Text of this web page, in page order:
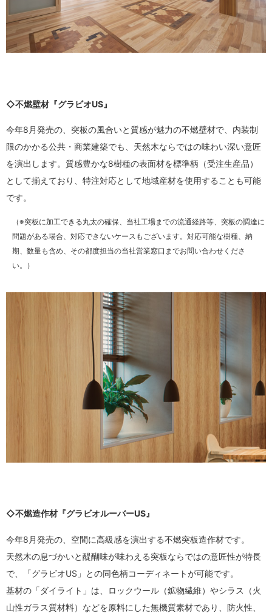
◇不燃壁材『グラビオUS』
今年8月発売の、突板の風合いと質感が魅力の不燃壁材で、内装制
限のかかる公共・商業建築でも、天然木ならではの味わい深い意匠
を演出します。質感豊かな8樹種の表面材を標準柄（受注生産品）
として揃えており、特注対応として地域産材を使用することも可能
です。
（※突板に加工できる丸太の確保、当社工場までの流通経路等、突板の調達に
問題がある場合、対応できないケースもございます。対応可能な樹種、納
期、数量も含め、その都度担当の当社営業窓口までお問い合わせくださ
い。）
◇不燃造作材『グラビオルーバーUS』
今年8月発売の、空間に高級感を演出する不燃突板造作材です。
天然木の息づかいと醍醐味が味わえる突板ならではの意匠性が特長
で、「グラビオUS」との同色柄コーディネートが可能です。
基材の「ダイライト」は、ロックウール（鉱物繊維）やシラス（火
山性ガラス質材料）などを原料にした無機質素材であり、防火性、